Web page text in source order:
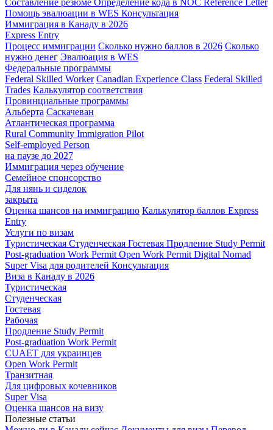
Помощь эвалюации в WES Консультация
Иммиграция в Канаду в 2026
Express Entry
Процесс иммиграции Сколько нужно баллов в 2026 Сколько
нужно денег Эвалюация в WES
Федеральные программы
Federal Skilled Worker Canadian Experience Class Federal Skilled
Trades Калькулятор соответствия
Провинциальные программы
Альберта Саскачеван
Атлантическая программа
Rural Community Immigration Pilot
Self-employed Person
на паузе до 2027
Иммиграция через обучение
Семейное спонсорство
Для нянь и сиделок
закрыта
Оценка шансов на иммиграцию Калькулятор баллов Express
Entry
Услуги по визам
Туристическая Студенческая Гостевая Продление Study Permit
Post-graduation Work Permit Open Work Permit Digital Nomad
Super Visa для родителей Консультация
Виза в Канаду в 2026
Туристическая
Студенческая
Гостевая
Рабочая
Продление Study Permit
Post-graduation Work Permit
CUAET для украинцев
Open Work Permit
Транзитная
Для цифровых кочевников
Super Visa
Оценка шансов на визу
Полезные статьи